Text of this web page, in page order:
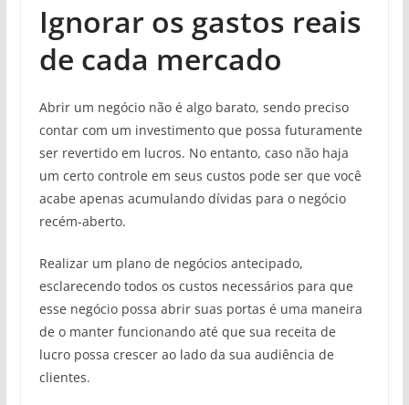
Ignorar os gastos reais
de cada mercado
Abrir um negócio não é algo barato, sendo preciso
contar com um investimento que possa futuramente
ser revertido em lucros. No entanto, caso não haja
um certo controle em seus custos pode ser que você
acabe apenas acumulando dívidas para o negócio
recém-aberto.
Realizar um plano de negócios antecipado,
esclarecendo todos os custos necessários para que
esse negócio possa abrir suas portas é uma maneira
de o manter funcionando até que sua receita de
lucro possa crescer ao lado da sua audiência de
clientes.